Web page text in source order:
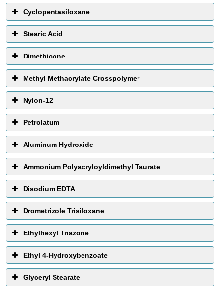
Fungsi :Pelarut
Cyclopentasiloxane
Stearic Acid
Dimethicone
Methyl Methacrylate Crosspolymer
Nylon-12
Petrolatum
Aluminum Hydroxide
Ammonium Polyacryloyldimethyl Taurate
Disodium EDTA
Drometrizole Trisiloxane
Ethylhexyl Triazone
Ethyl 4-Hydroxybenzoate
Glyceryl Stearate